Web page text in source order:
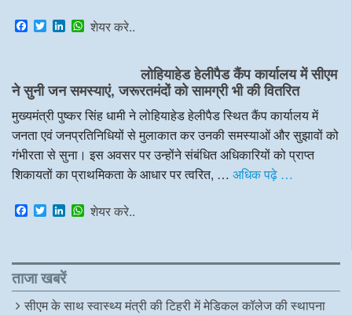
F
a
o
o
k
T
w
e
L
d
I
n
W
A
p
p
शेयर करे..
लोहियाहेड हेलीपैड कैंप कार्यालय में सीएम
ने सुनी जन समस्याएं, जरूरतमंदों को सामग्री भी की वितरित
मुख्यमंत्री पुष्कर सिंह धामी ने लोहियाहेड हेलीपैड स्थित कैंप कार्यालय में
जनता एवं जनप्रतिनिधियों से मुलाकात कर उनकी समस्याओं और सुझावों को
गंभीरता से सुना। इस अवसर पर उन्होंने संबंधित अधिकारियों को प्राप्त
शिकायतों का प्राथमिकता के आधार पर त्वरित, … अधिक पढ़े …
F
a
b
o
o
k
T
w
t
e
r
L
e
d
I
n
W
s
p
शेयर करे..
ताजा खबरें
सीएम के साथ स्वास्थ्य मंत्री की टिहरी में मेडिकल कॉलेज की स्थापना